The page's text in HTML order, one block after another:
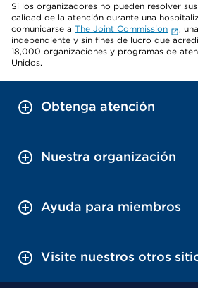
Si los organizadores no pueden resolver
calidad de la atención durante una
comunicarse a The Joint Commission
,
independiente y sin fines de lucro que
18,000 organizaciones y programas de
Unidos.
Obtenga atención
Nuestra organización
Ayuda para miembros
Visite nuestros otros